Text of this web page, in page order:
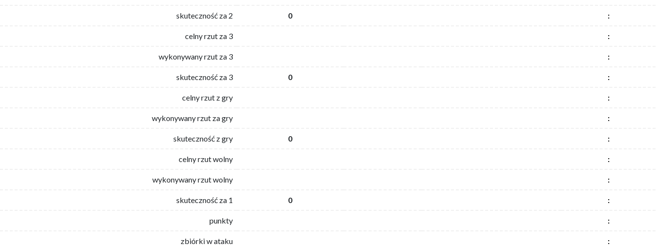
skuteczność za 2 0 :
celny rzut za 3 :
wykonywany rzut za 3 :
skuteczność za 3 0 :
celny rzut z gry :
wykonywany rzut za gry :
skuteczność z gry 0 :
celny rzut wolny :
wykonywany rzut wolny :
skuteczność za 1 0 :
punkty :
zbiórki w ataku :